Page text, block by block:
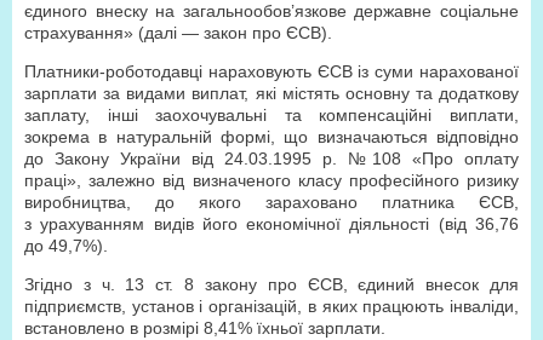
єдиного внеску на загальнообов’язкове державне соціальне
страхування» (далі — закон про ЄСВ).
Платники-роботодавці нараховують ЄСВ із суми нарахованої
зарплати за видами виплат, які містять основну та додаткову
заплату, інші заохочувальні та компенсаційні виплати,
зокрема в натуральній формі, що визначаються відповідно
до Закону України від 24.03.1995 р. №108 «Про оплату
праці», залежно від визначеного класу професійного ризику
виробництва, до якого зараховано платника ЄСВ,
з урахуванням видів його економічної діяльності (від 36,76
до 49,7%).
Згідно з ч. 13 ст. 8 закону про ЄСВ, єдиний внесок для
підприємств, установ і організацій, в яких працюють інваліди,
встановлено в розмірі 8,41% їхньої зарплати.